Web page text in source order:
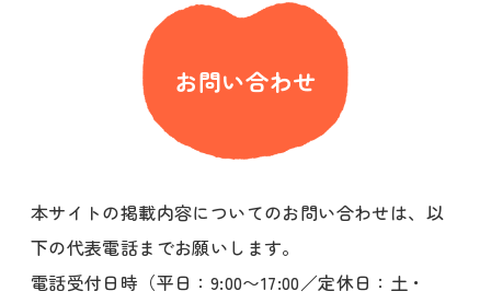
お問い合わせ
本サイトの掲載内容についてのお問い合わせは、以
下の代表電話までお願いします。
電話受付日時（平日：9:00〜17:00／定休日：土・